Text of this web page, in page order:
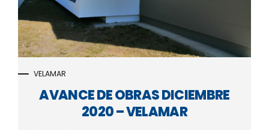
VELAMAR
AVANCE DE OBRAS DICIEMBRE
2020 – VELAMAR